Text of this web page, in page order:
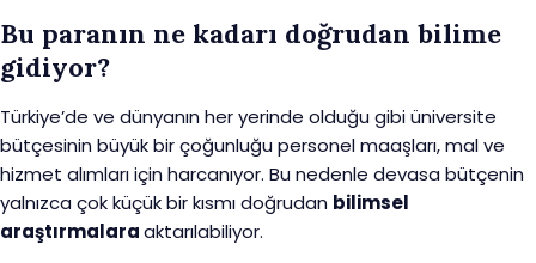
Bu paranın ne kadarı doğrudan bilime
gidiyor?
Türkiye’de ve dünyanın her yerinde olduğu gibi üniversite
bütçesinin büyük bir çoğunluğu personel maaşları, mal ve
hizmet alımları için harcanıyor. Bu nedenle devasa bütçenin
yalnızca çok küçük bir kısmı doğrudan bilimsel
araştırmalaraaktarılabiliyor.